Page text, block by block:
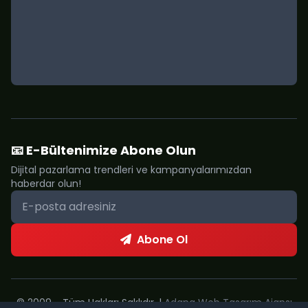
📧 E-Bültenimize Abone Olun
Dijital pazarlama trendleri ve kampanyalarımızdan
haberdar olun!
Abone Ol
© 2009 - Tüm Hakları Saklıdır. |Adana Web Tasarım Ajansı